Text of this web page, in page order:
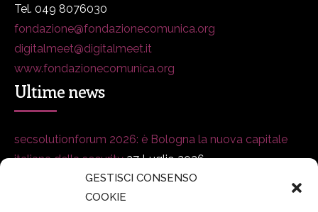
GESTISCI CONSENSO
COOKIE
Tel. 049 8076030
fondazione@fondazionecomunica.org
digitalmeet@digitalmeet.it
www.fondazionecomunica.org
Ultime news
secsolutionforum 2026: è Bologna la nuova capitale
italiana della security 27 Luglio 2026
Padre Benanti: «Intelligenza artificiale? Contro i nuovi